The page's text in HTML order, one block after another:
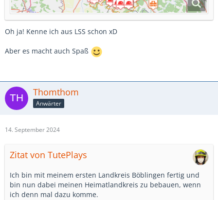
Oh ja! Kenne ich aus LSS schon xD
Aber es macht auch Spaß
Thomthom
Anwärter
14. September 2024
Zitat von TutePlays
Ich bin mit meinem ersten Landkreis Böblingen fertig und
bin nun dabei meinen Heimatlandkreis zu bebauen, wenn
ich denn mal dazu komme.